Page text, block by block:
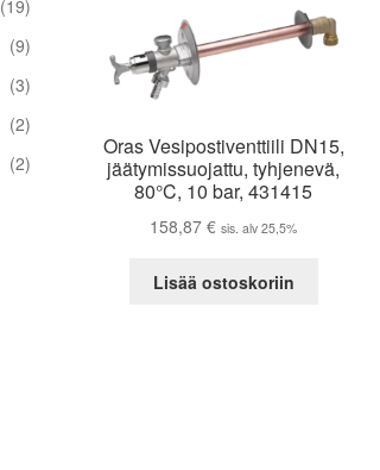
Oras Vesipostiventtiili DN15,
jäätymissuojattu, tyhjenevä,
80°C, 10 bar, 431415
158,87€ sis. alv 25,5%
Lisää ostoskoriin
(19)
(9)
(3)
(2)
(2)